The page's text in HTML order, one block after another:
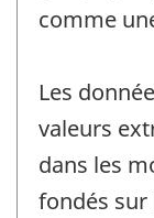
comme
Les
valeurs
dans les
fondés sur